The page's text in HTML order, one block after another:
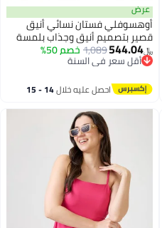
عرض
أوهسوفلي فستان نسائي أنيق
قصير بتصميم أنيق وجذاب بلمسة
عصرية وجودة عالية مثالي للإطلالات
الكاجوال والمناسبات الاجتماعية
﷼‏544.04
1,089خصم 50%
أقل سعر في السنة
أقل سعر في السنة
احصل عليه خلال 14 - 15